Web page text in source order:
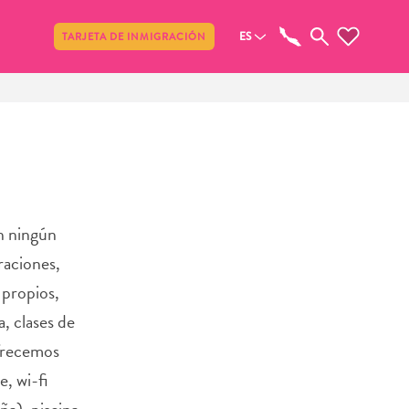
TARJETA DE INMIGRACIÓN ES
ningún
clases de
wi-fi
Compartir